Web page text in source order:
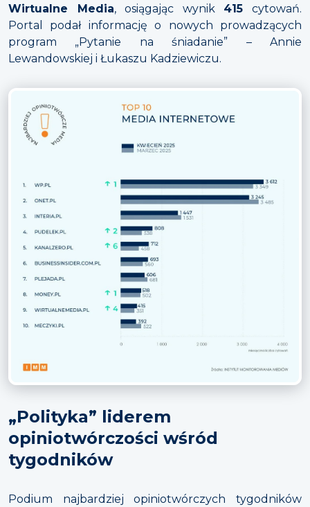
Wirtualne Media, osiągając wynik 415 cytowań.
Portal podał informację o nowych prowadzących
program „Pytanie na śniadanie” – Annie
Lewandowskiej i Łukaszu Kadziewiczu.
„Polityka” liderem
opiniotwórczości wśród
tygodników
Podium najbardziej opiniotwórczych tygodników